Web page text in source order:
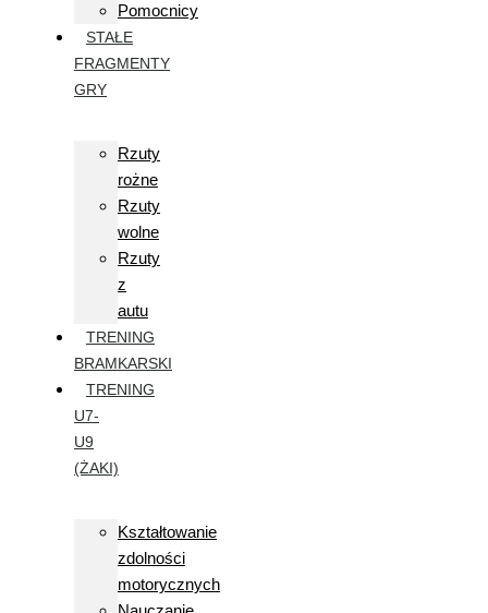
Pomocnicy
STAŁE
FRAGMENTY
GRY
Rzuty
rożne
Rzuty
wolne
Rzuty
z
autu
TRENING
BRAMKARSKI
TRENING
U7-
U9
(ŻAKI)
Kształtowanie
zdolności
motorycznych